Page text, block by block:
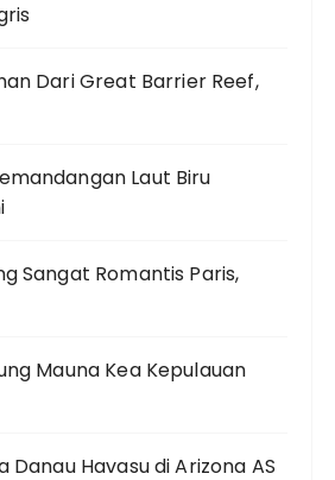
Dari Great Barrier Reef,
Laut Biru
Sangat Romantis Paris,
Mauna Kea Kepulauan
Danau Havasu di Arizona AS